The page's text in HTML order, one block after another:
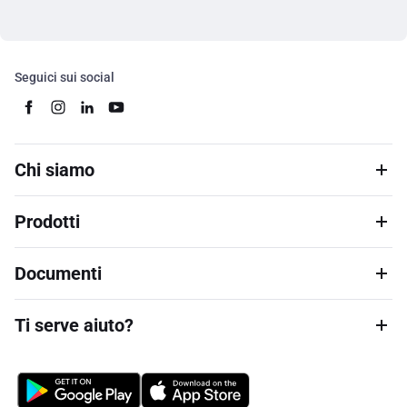
Seguici sui social
Chi siamo
Prodotti
Documenti
Ti serve aiuto?